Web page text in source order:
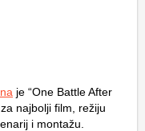
je “One Battle After
najbolji film, režiju
i montažu.